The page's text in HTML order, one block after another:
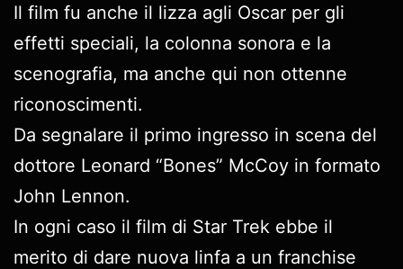
Il film fu anche il lizza agli Oscar per gli
effetti speciali, la colonna sonora e la
scenografia, ma anche qui non ottenne
riconoscimenti.
Da segnalare il primo ingresso in scena del
dottore Leonard “Bones” McCoy in formato
John Lennon.
In ogni caso il film di Star Trek ebbe il
merito di dare nuova linfa a un franchise